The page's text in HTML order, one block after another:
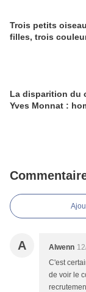
Trois petits
filles, trois
La disparition du
Yves Monnat :
A Alwenn
C'est
de voir le